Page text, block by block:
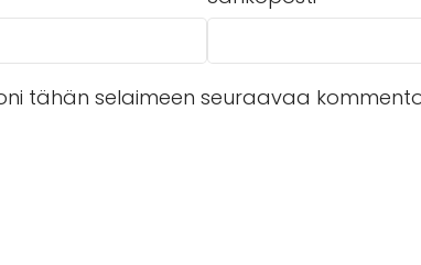
tähän selaimeen seuraavaa